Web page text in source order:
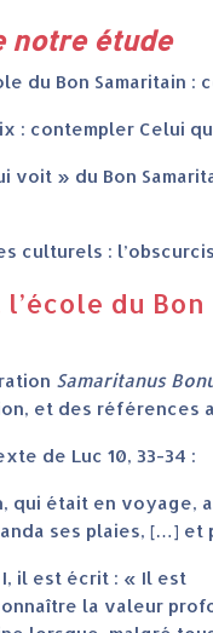
notre étude
du Bon Samaritain :
: contempler Celui
voit » du Bon
culturels :
l’école du
Samaritanus
et des références
de Luc 10, 33-34 :
qui était en
ses plaies, […] et
il est écrit : « Il est
la valeur